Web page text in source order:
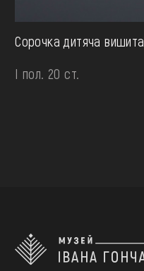
Сорочка дитяча вишита
І пол. 20 ст.